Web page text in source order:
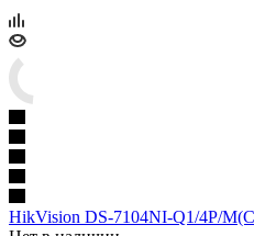
HikVision DS-7104NI-Q1/4P/